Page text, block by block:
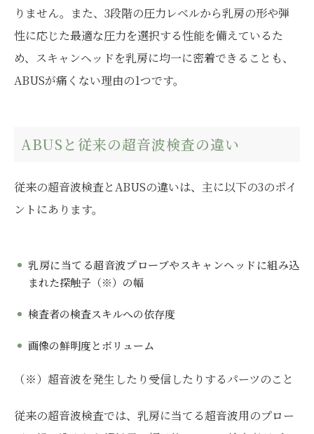
りません。また、3段階の圧力レベルから乳房の形や弾
性に応じた最適な圧力を選択する性能を備えているた
め、スキャンヘッドを乳房に均一に密着できることも、
ABUSが痛くない理由の1つです。
ABUSと従来の超音波検査の違い
従来の超音波検査とABUSの違いは、主に以下の3のポイ
ントにあります。
乳房に当てる超音波プローブやスキャンヘッドに組み込
まれた探触子（※）の幅
検査者の検査スキルへの依存度
画像の鮮明度とボリューム
（※）超音波を発生したり受信したりするパーツのこと
従来の超音波検査では、乳房に当てる超音波用のプロー